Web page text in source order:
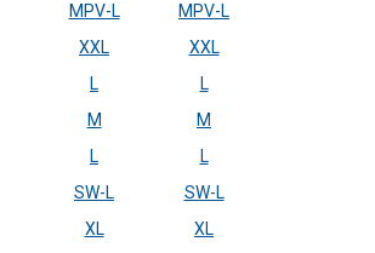
MPV-L
MPV-L
XXL
XXL
L
L
M
M
L
L
SW-L
SW-L
XL
XL